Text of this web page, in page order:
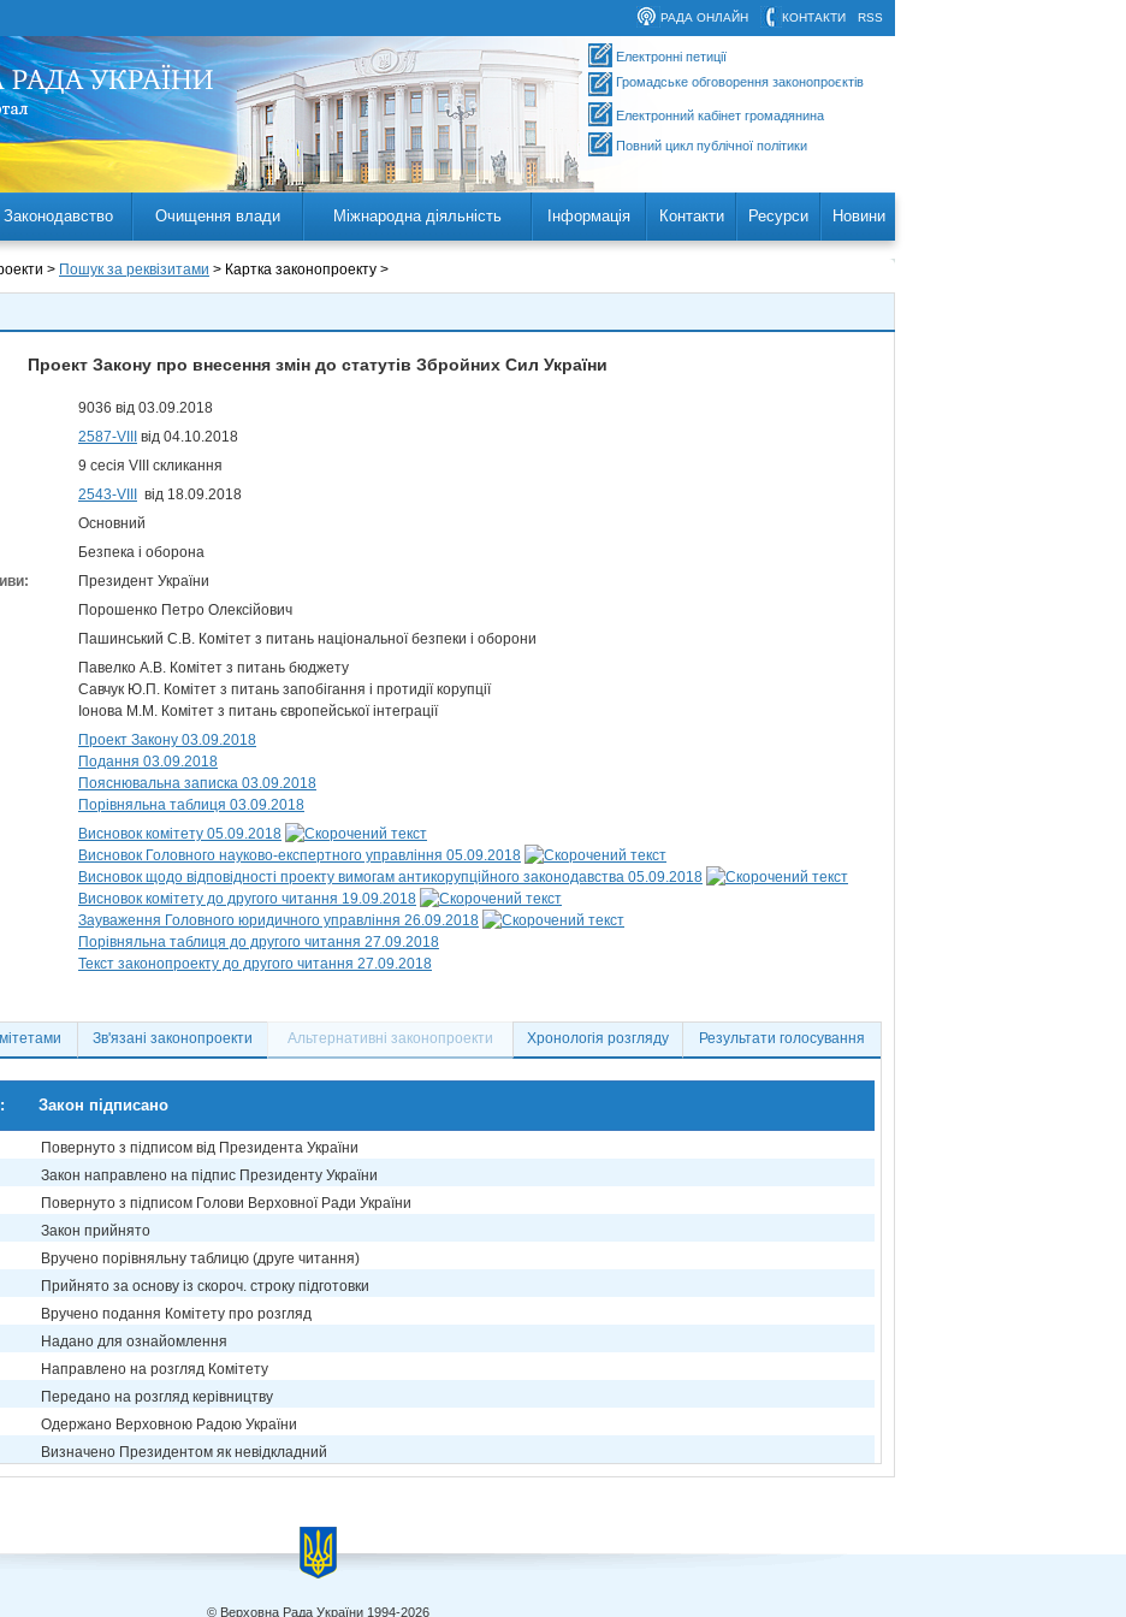
RSS
КОНТАКТИ
РАДА ОНЛАЙН
Електронні петиції
Громадське обговорення законопроєктів
Електронний кабінет громадянина
Повний цикл публічної політики
Законодавство Очищення влади Міжнародна діяльність Інформація Контакти Ресурси Новини
> Пошук за реквізитами > Картка законопроекту >
Проект Закону про внесення змін до статутів Збройних Сил України
9036 від 03.09.2018
2587-VIII
від 04.10.2018
9 сесія VIII скликання
2543-VIII
від 18.09.2018
Основний
Безпека і оборона
Президент України
Порошенко Петро Олексійович
Пашинський С.В. Комітет з питань національної безпеки і оборони
Павелко А.В. Комітет з питань бюджету
Савчук Ю.П. Комітет з питань запобігання і протидії корупції
Іонова М.М. Комітет з питань європейської інтеграції
Проект Закону 03.09.2018
Подання 03.09.2018
Пояснювальна записка 03.09.2018
Порівняльна таблиця 03.09.2018
Висновок комітету 05.09.2018
Висновок Головного науково-експертного управління 05.09.2018
Висновок щодо відповідності проекту вимогам антикорупційного законодавства 05.09.2018
Висновок комітету до другого читання 19.09.2018
Зауваження Головного юридичного управління 26.09.2018
Порівняльна таблиця до другого читання 27.09.2018
Текст законопроекту до другого читання 27.09.2018
Зв'язані законопроекти Альтернативні законопроекти Хронологія розгляду Результати голосування
Закон підписано
Повернуто з підписом від Президента України
Закон направлено на підпис Президенту України
Повернуто з підписом Голови Верховної Ради України
Закон прийнято
Вручено порівняльну таблицю (друге читання)
Прийнято за основу із скороч. строку підготовки
Вручено подання Комітету про розгляд
Надано для ознайомлення
Направлено на розгляд Комітету
Передано на розгляд керівництву
Одержано Верховною Радою України
Визначено Президентом як невідкладний
© Верховна Рада України 1994-2026